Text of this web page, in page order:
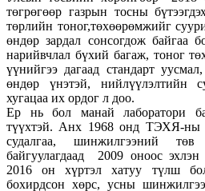
төгрөгөөр газрын тосны
төрлийн тоног,төхөөрөмжийг
өндөр зардал сон­сог­дож байгаа
нарийвч­лал бүхий багаж, тоног
үүнийгээ дагаад стандарт
өндөр үнэтэй, нийлүүлэлтийн
хугацаа их ордог л доо.
Ер нь бол манай лаборатори
түүхтэй. Анх 1968 онд ТЭХЯ-
судалгаа, шинжилгээний төв
байгуулагдаад 2009 оноос
2016 он хүртэл хатуу түлш
бохирдсон хөрс, усны